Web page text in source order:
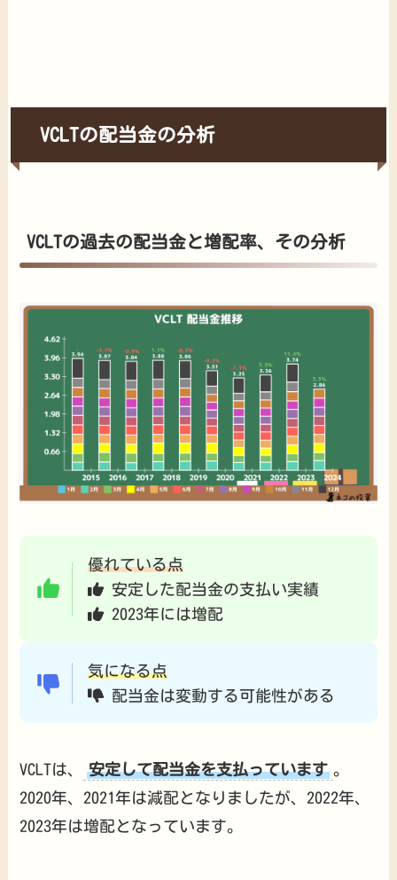
VCLTの配当金の分析
VCLTの過去の配当金と増配率、その分析
優れている点
安定した配当金の支払い実績
2023年には増配
気になる点
配当金は変動する可能性がある
VCLTは、 安定して配当金を支払っています 。
2020年、2021年は減配となりましたが、2022年、
2023年は増配となっています。